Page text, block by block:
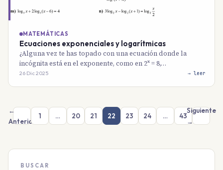
MATEMÁTICAS
Ecuaciones exponenciales y logarítmicas
¿Alguna vez te has topado con una ecuación donde la
incógnita está en el exponente, como en 2ˣ = 8,…
26 Dic 2025 → leer
←
Anterior
1 … 20 21 22 23 24 … 43
Siguiente
→
BUSCAR